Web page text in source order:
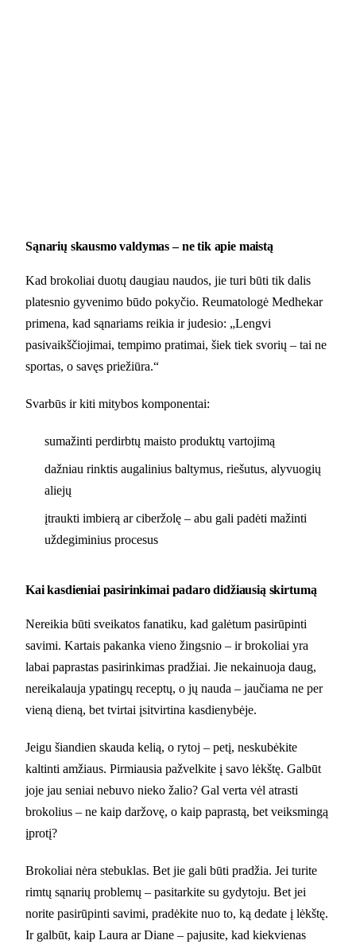
Sąnarių skausmo valdymas – ne tik apie maistą
Kad brokoliai duotų daugiau naudos, jie turi būti tik dalis
platesnio gyvenimo būdo pokyčio. Reumatologė Medhekar
primena, kad sąnariams reikia ir judesio: „Lengvi
pasivaikščiojimai, tempimo pratimai, šiek tiek svorių – tai ne
sportas, o savęs priežiūra.“
Svarbūs ir kiti mitybos komponentai:
sumažinti perdirbtų maisto produktų vartojimą
dažniau rinktis augalinius baltymus, riešutus, alyvuogių
aliejų
įtraukti imbierą ar ciberžolę – abu gali padėti mažinti
uždegiminius procesus
Kai kasdieniai pasirinkimai padaro didžiausią skirtumą
Nereikia būti sveikatos fanatiku, kad galėtum pasirūpinti
savimi. Kartais pakanka vieno žingsnio – ir brokoliai yra
labai paprastas pasirinkimas pradžiai. Jie nekainuoja daug,
nereikalauja ypatingų receptų, o jų nauda – jaučiama ne per
vieną dieną, bet tvirtai įsitvirtina kasdienybėje.
Jeigu šiandien skauda kelią, o rytoj – petį, neskubėkite
kaltinti amžiaus. Pirmiausia pažvelkite į savo lėkštę. Galbūt
joje jau seniai nebuvo nieko žalio? Gal verta vėl atrasti
brokolius – ne kaip daržovę, o kaip paprastą, bet veiksmingą
įprotį?
Brokoliai nėra stebuklas. Bet jie gali būti pradžia. Jei turite
rimtų sąnarių problemų – pasitarkite su gydytoju. Bet jei
norite pasirūpinti savimi, pradėkite nuo to, ką dedate į lėkštę.
Ir galbūt, kaip Laura ar Diane – pajusite, kad kiekvienas